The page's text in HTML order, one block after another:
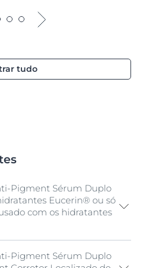
tudo
Pigment Sérum Duplo
Eucerin® ou só
com os hidratantes
em termos de
Pigment Sérum Duplo